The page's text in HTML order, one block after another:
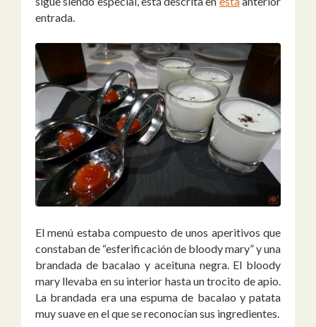
entrada.
El menú estaba compuesto de unos aperitivos que
constaban de “esferificación de bloody mary” y una
brandada de bacalao y aceituna negra. El bloody
mary llevaba en su interior hasta un trocito de apio.
La brandada era una espuma de bacalao y patata
muy suave en el que se reconocían sus ingredientes.